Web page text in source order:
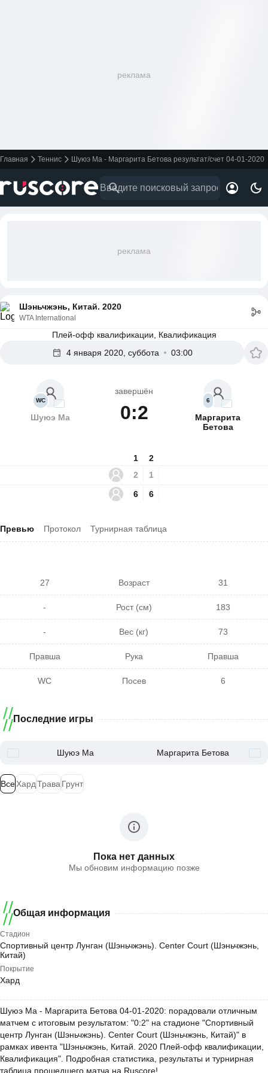
реклама
Главная Теннис Шуюэ Ма - Маргарита Бетова результат/счет 04-01-2020
реклама
Шэньчжэнь, Китай. 2020
WTA International
Плей-офф квалификации, Квалификация
4 января 2020, суббота
03:00
WC
Шуюэ Ма
завершён
0:2
6
Маргарита
Бетова
1
2
6
2
1
6
Превью Протокол Турнирная таблица
27 Возраст 31
- Рост (см) 183
- Вес (кг) 73
Правша Рука Правша
WC Посев 6
Последние игры
Шуюэ Ма Маргарита Бетова
ВсеХардТрава Грунт
Пока нет данных
Мы обновим информацию позже
Общая информация
Стадион
Спортивный центр Лунган (Шэньчжэнь). Center Court (Шэньчжэнь,
Китай)
Покрытие
Хард
Шуюэ Ма - Маргарита Бетова 04-01-2020: порадовали отличным
матчем с итоговым результатом: "0:2" на стадионе "Спортивный
центр Лунган (Шэньчжэнь). Center Court (Шэньчжэнь, Китай)" в
рамках ивента "Шэньчжэнь, Китай. 2020 Плей-офф квалификации,
Квалификация". Подробная статистика, результаты и турнирная
таблица прошедшего матча на Ruscore!